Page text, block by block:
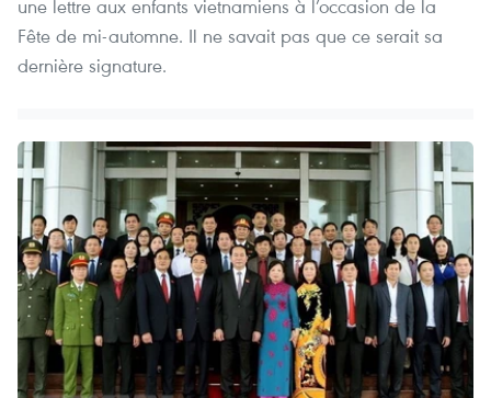
une lettre aux enfants vietnamiens à l’occasion de la
Fête de mi-automne. Il ne savait pas que ce serait sa
dernière signature.